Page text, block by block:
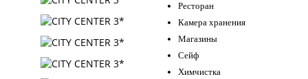
Ресторан
Камера хранения
Магазины
Сейф
Химчистка